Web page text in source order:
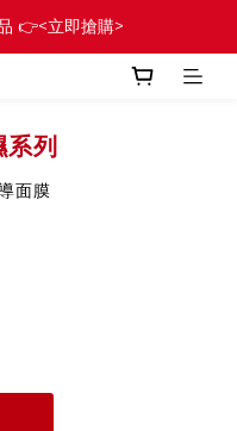
👉<立即搶購>
列
面膜